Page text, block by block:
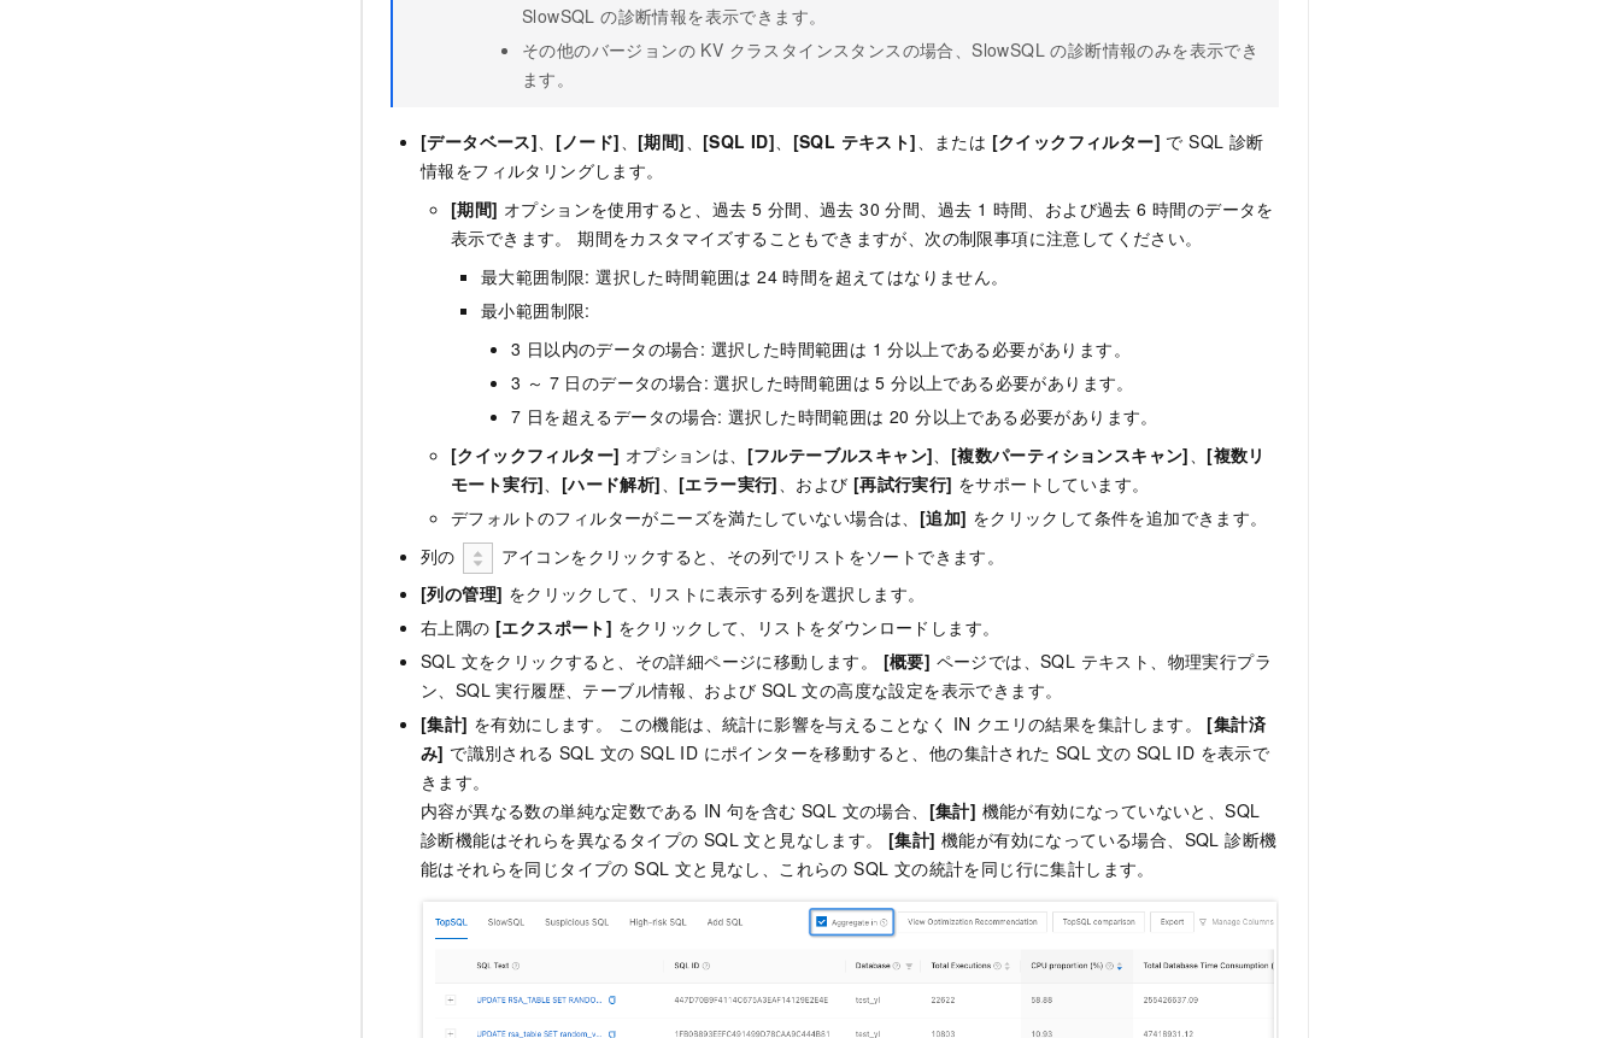
SlowSQL の診断情報を表示できます。
その他のバージョンの KV クラスタインスタンスの場合、SlowSQL の診断情報のみを表示でき
ます。
[データベース] [ノード] [期間] [SQL ID] [SQL テキスト] 、または [クイックフィルター] で SQL 診断
情報をフィルタリングします。
[期間] オプションを使用すると、過去 5 分間、過去 30 分間、過去 1 時間、および過去 6 時間のデータを
表示できます。 期間をカスタマイズすることもできますが、次の制限事項に注意してください。
最大範囲制限: 選択した時間範囲は 24 時間を超えてはなりません。
最小範囲制限:
3 日以内のデータの場合: 選択した時間範囲は 1 分以上である必要があります。
3 ～ 7 日のデータの場合: 選択した時間範囲は 5 分以上である必要があります。
7 日を超えるデータの場合: 選択した時間範囲は 20 分以上である必要があります。
[クイックフィルター] オプションは、 [フルテーブルスキャン] [複数パーティションスキャン]
[複数リ
モート実行]
[ハード解析] [エラー実行] 、および [再試行実行] をサポートしています。
デフォルトのフィルターがニーズを満たしていない場合は、 [追加] をクリックして条件を追加できます。
列の
アイコンをクリックすると、その列でリストをソートできます。
[列の管理] をクリックして、リストに表示する列を選択します。
右上隅の [エクスポート] をクリックして、リストをダウンロードします。
SQL 文をクリックすると、その詳細ページに移動します。 [概要] ページでは、SQL テキスト、物理実行プラ
ン、SQL 実行履歴、テーブル情報、および SQL 文の高度な設定を表示できます。
[集計] を有効にします。 この機能は、統計に影響を与えることなく IN クエリの結果を集計します。 [集計済
み] で識別される SQL 文の SQL ID にポインターを移動すると、他の集計された SQL 文の SQL ID を表示で
きます。
内容が異なる数の単純な定数である IN 句を含む SQL 文の場合、 [集計] 機能が有効になっていないと、SQL
診断機能はそれらを異なるタイプの SQL 文と見なします。 [集計] 機能が有効になっている場合、SQL 診断機
能はそれらを同じタイプの SQL 文と見なし、これらの SQL 文の統計を同じ行に集計します。